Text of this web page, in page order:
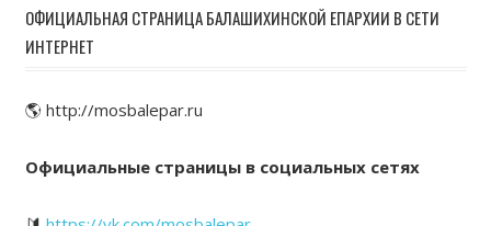
ОФИЦИАЛЬНАЯ СТРАНИЦА БАЛАШИХИНСКОЙ ЕПАРХИИ В СЕТИ
ИНТЕРНЕТ
🌎 http://mosbalepar.ru
Официальные страницы в социальных сетях